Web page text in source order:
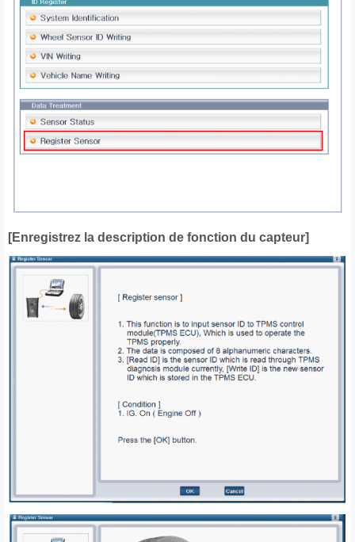
[Enregistrez la description de fonction du capteur]